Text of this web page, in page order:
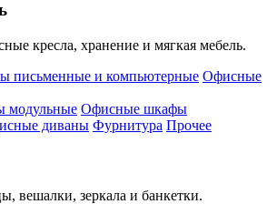
кресла, хранение и мягкая мебель.
письменные и компьютерные Офисные
модульные Офисные шкафы
диваны Фурнитура Прочее
вешалки, зеркала и банкетки.